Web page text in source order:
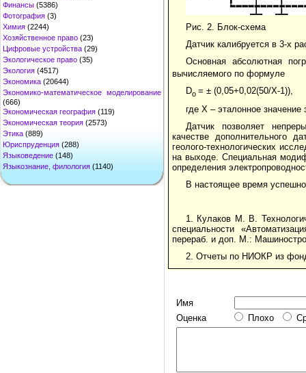
Финансы (5386)
Фотография (3)
Химия (2244)
Хозяйственное право (23)
Цифровые устройства (29)
Экологическое право (35)
Экология (4517)
Экономика (20644)
Экономико-математическое моделирование
(666)
Экономическая география (119)
Экономическая теория (2573)
Этика (889)
Юриспруденция (288)
Языковедение (148)
Языкознание, филология (1140)
Рис. 2. Блок-схема
Датчик калибруется в 3-х
Основная абсолютная
вычисляемого по формуле
Dо = ± (0,05+0,02(50/Х-1)),
где Х – эталонное значение
Датчик позволяет
качестве дополнительного
геолого-технологических
на выходе. Специальная
определения
В настоящее время
1. Кулаков М. В.
специальности
перераб. и доп. М.:
2. Отчеты по НИОКР из
Имя
Оценка
Плохо